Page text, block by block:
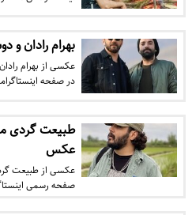
بهرام رادان
عکسی از بهرام
در صفحه
طبیعت گردی
عکس
عکسی از طبیعت
صفحه رسمی